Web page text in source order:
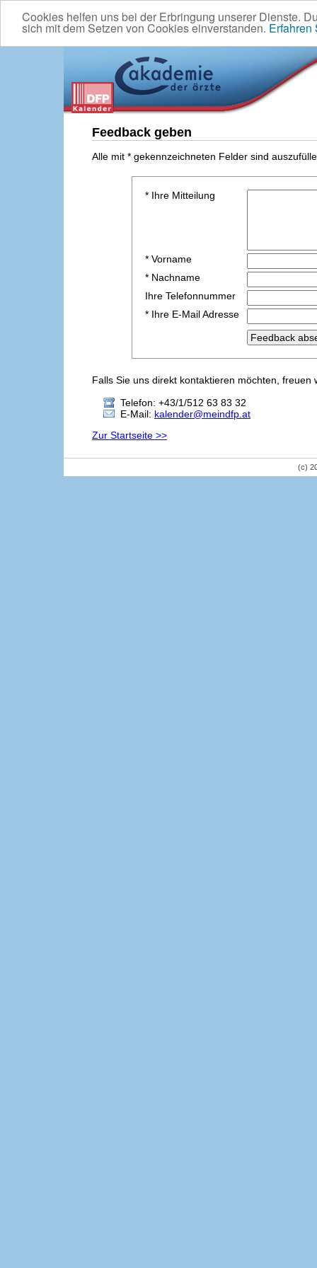
Cookies helfen uns bei der Erbringung unserer Dienste.
sich mit dem Setzen von Cookies einverstanden. Erfahren
Feedback geben
Alle mit * gekennzeichneten Felder sind
* Ihre Mitteilung
* Vorname
* Nachname
Ihre Telefonnummer
* Ihre E-Mail Adresse
Falls Sie uns direkt kontaktieren möchten,
Telefon: +43/1/512 63 83 32
E-Mail: kalender@meindfp.at
Zur Startseite >>
(c)